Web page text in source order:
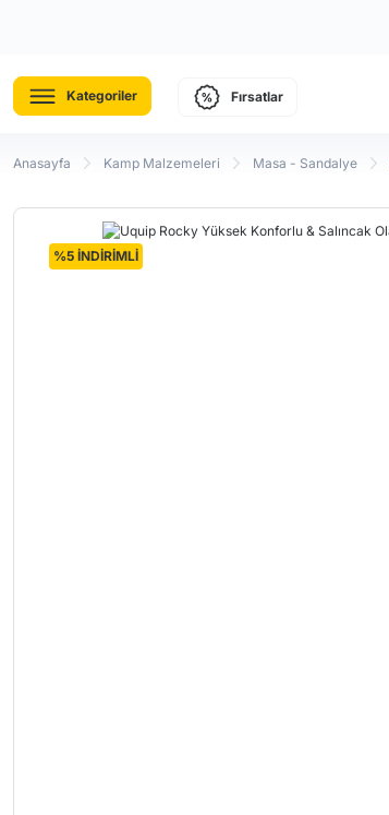
Kategoriler Fırsatlar
Anasayfa Kamp Malzemeleri Masa - Sandalye
%5 İNDİRİMLİ